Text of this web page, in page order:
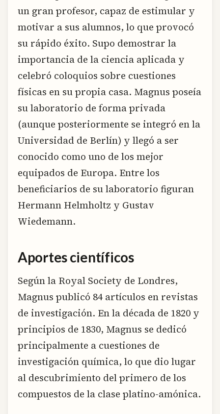
un gran profesor, capaz de estimular y
motivar a sus alumnos, lo que provocó
su rápido éxito. Supo demostrar la
importancia de la ciencia aplicada y
celebró coloquios sobre cuestiones
físicas en su propia casa. Magnus poseía
su laboratorio de forma privada
(aunque posteriormente se integró en la
Universidad de Berlín) y llegó a ser
conocido como uno de los mejor
equipados de Europa. Entre los
beneficiarios de su laboratorio figuran
Hermann Helmholtz y Gustav
Wiedemann.
Aportes científicos
Según la Royal Society de Londres,
Magnus publicó 84 artículos en revistas
de investigación. En la década de 1820 y
principios de 1830, Magnus se dedicó
principalmente a cuestiones de
investigación química, lo que dio lugar
al descubrimiento del primero de los
compuestos de la clase platino-amónica.